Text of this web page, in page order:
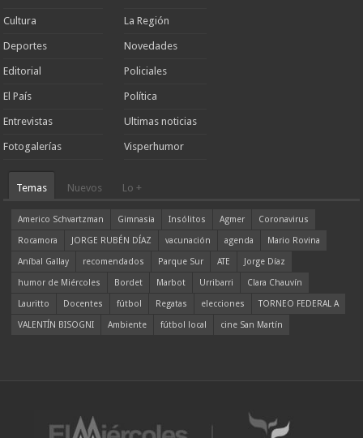
Cultura
Deportes
Editorial
El País
Entrevistas
Fotogalerías
La Región
Novedades
Policiales
Política
Ultimas noticias
Visperhumor
Temas Nuevos Lo +
Americo Schvartzman Gimnasia Insólitos Agmer
Coronavirus
Rocamora
JORGE RUBÉN DÍAZ vacunación agenda
Mario Rovina
Aníbal Gallay
recomendados Parque Sur ATE
Jorge Díaz
humor de Miércoles
Bordet Marbot Urribarri
Clara Chauvín
Lauritto
Docentes fútbol Regatas elecciones
TORNEO FEDERAL A
VALENTÍN BISOGNI
Ambiente fútbol local cine San Martín